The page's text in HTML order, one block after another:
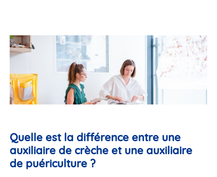
Quelle est la différence entre une
auxiliaire de crèche et une auxiliaire
de puériculture ?